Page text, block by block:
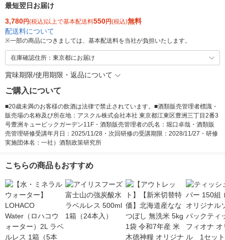
最短翌日お届け
3,780円(税込)以上で基本配送料550円(税込)無料
配送料について
※一部の商品につきましては、基本配送料を当社が負担いたします。
在庫確認住所：東京都にお届け
賞味期限/使用期限・返品について
ご購入について
■20歳未満のお客様の飲酒は法律で禁止されています。■酒類販売管理者標識・
販売場の名称及び所在地：アスクル株式会社本社 東京都江東区豊洲三丁目2番3
号豊洲キュービックガーデン11F・酒類販売管理者の氏名：堀口卓哉・酒類販
売管理研修受講年月日：2025/11/28・次回研修の受講期限：2028/11/27・研修
実施団体名：一社）酒類政策研究所
こちらの商品もおすすめ